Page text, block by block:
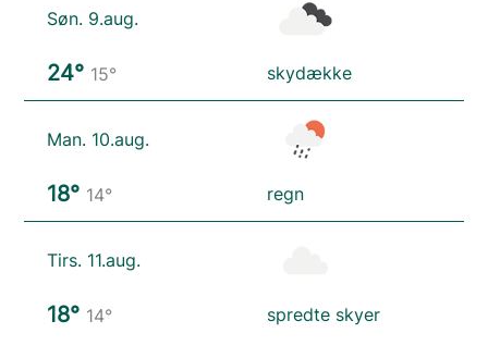
Søn. 9.aug.
24° 15° skydække
Man. 10.aug.
18° 14° regn
Tirs. 11.aug.
18° 14° spredte skyer